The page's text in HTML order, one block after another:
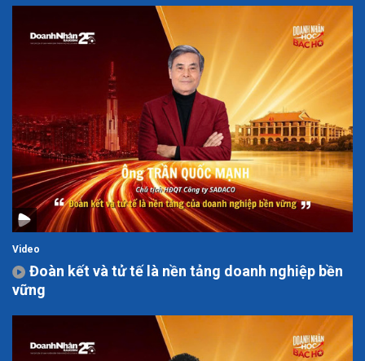
Video
Đoàn kết và tử tế là nền tảng doanh nghiệp bền
vững